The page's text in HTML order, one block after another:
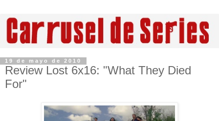
19 de mayo de 2010
Review Lost 6x16: "What They Died
For"